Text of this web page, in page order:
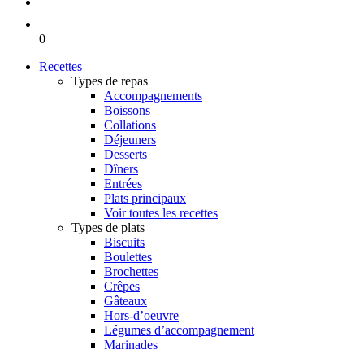
0
Recettes
Types de repas
Accompagnements
Boissons
Collations
Déjeuners
Desserts
Dîners
Entrées
Plats principaux
Voir toutes les recettes
Types de plats
Biscuits
Boulettes
Brochettes
Crêpes
Gâteaux
Hors-d’oeuvre
Légumes d’accompagnement
Marinades